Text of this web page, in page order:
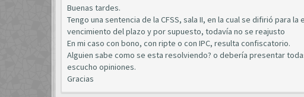
Buenas tardes.
Tengo una sentencia de la CFSS, sala II, en la cual se difirió para
vencimiento del plazo y por supuesto, todavía no se reajusto
En mi caso con bono, con ripte o con IPC, resulta confiscatorio.
Alguien sabe como se esta resolviendo? o debería presentar
escucho opiniones.
Gracias